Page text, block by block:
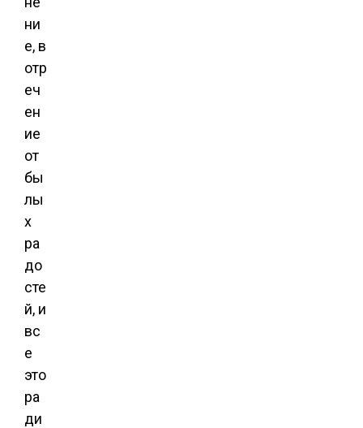
ни
е, в
отр
еч
ен
ие
от
бы
лы
х
ра
до
сте
й, и
вс
е
это
ра
ди